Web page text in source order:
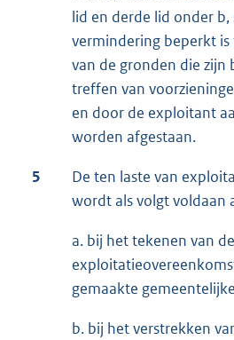
lid en derde lid onder b,
vermindering beperkt
van de gronden die zijn
treffen van
en door de exploitant
worden afgestaan.
5
De ten laste van
wordt als volgt voldaan
a. bij het tekenen van de
gemaakte
b. bij het verstrekken